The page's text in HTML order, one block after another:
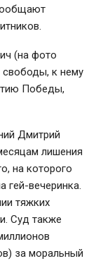
(на фото
к нему
Победы,
Дмитрий
лишения
на которого
гей-вечеринка.
тяжких
Суд также
за моральный